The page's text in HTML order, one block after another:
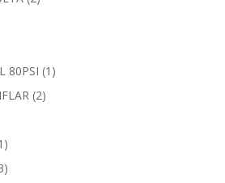
80PSI (1)
(2)